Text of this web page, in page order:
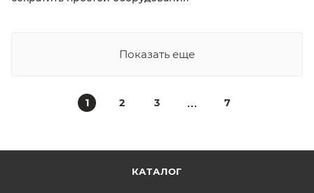
Показать еще
1 2 3 7
КАТАЛОГ